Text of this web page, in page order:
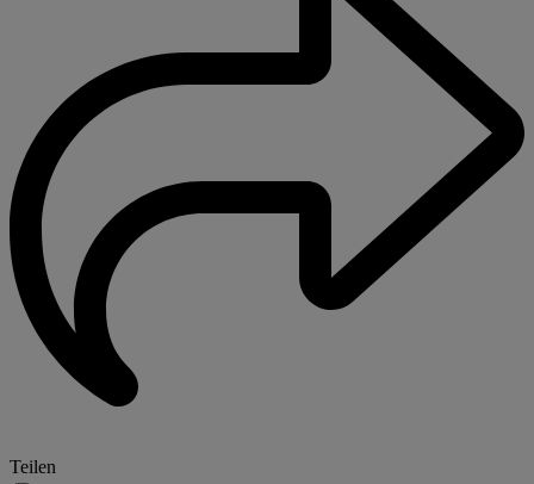
Teilen